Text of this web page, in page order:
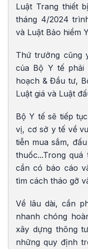
Luật Trang thiết
tháng 4/2024
và Luật Bảo hiểm
Thứ trưởng cũng
của Bộ Y tế
hoạch & Đầu tư,
Luật giá và Luật
Bộ Y tế sẽ tiếp
vị, cơ sở y tế về
tiễn mua sắm,
thuốc...Trong
cần có báo cáo
tìm cách tháo gỡ
Về lâu dài, cần
nhanh chóng
xây dựng thông
những quy định